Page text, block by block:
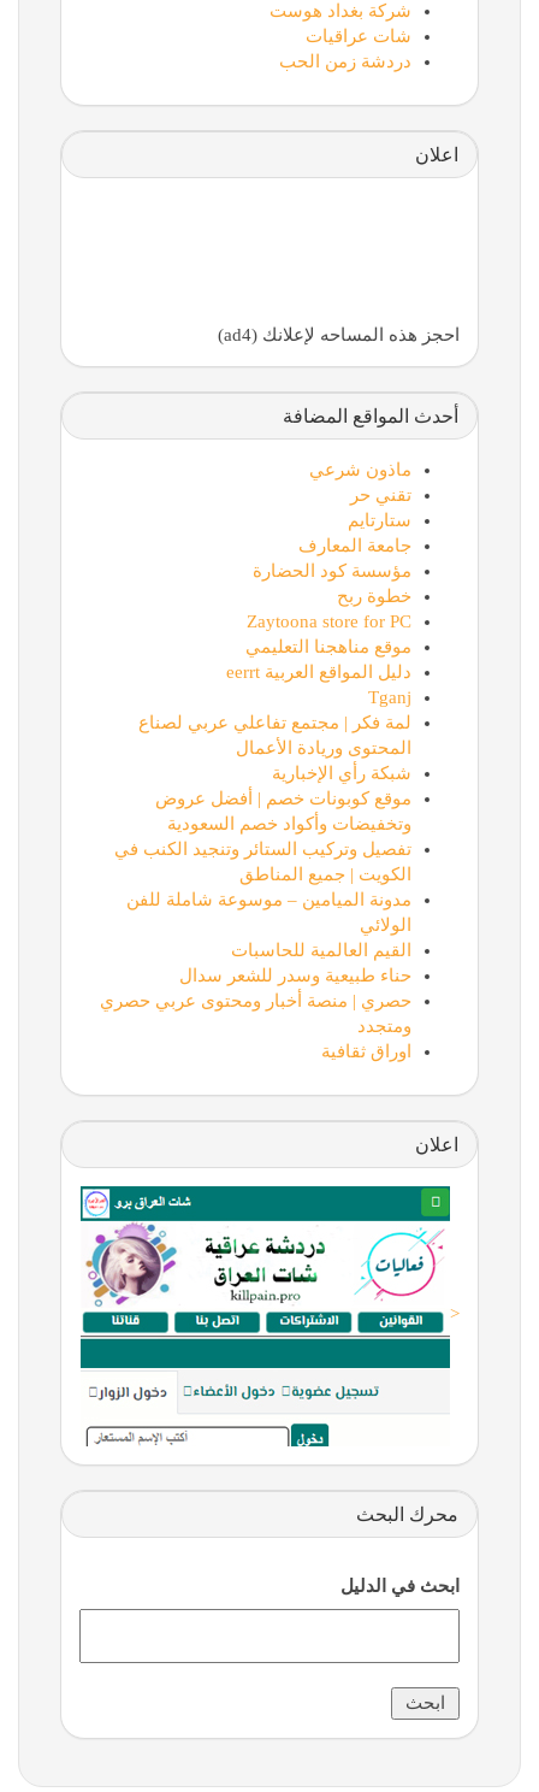
شركة بغداد هوست
شات عراقيات
دردشة زمن الحب
اعلان
احجز هذه المساحه لإعلانك (ad4)
أحدث المواقع المضافة
ماذون شرعي
تقني حر
ستارتايم
جامعة المعارف
مؤسسة كود الحضارة
خطوة ربح
Zaytoona store for PC
موقع مناهجنا التعليمي
دليل المواقع العربية eerrt
Tganj
لمة فكر | مجتمع تفاعلي عربي لصناع
المحتوى وريادة الأعمال
شبكة رأي الإخبارية
موقع كوبونات خصم | أفضل عروض
وتخفيضات وأكواد خصم السعودية
تفصيل وتركيب الستائر وتنجيد الكنب في
الكويت | جميع المناطق
مدونة الميامين – موسوعة شاملة للفن
الولائي
القيم العالمية للحاسبات
حناء طبيعية وسدر للشعر سدال
حصري | منصة أخبار ومحتوى عربي حصري
ومتجدد
اوراق ثقافية
اعلان
<
محرك البحث
ابحث في الدليل